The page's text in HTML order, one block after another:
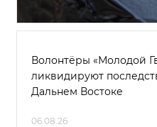
Волонтёры «Молодой
ликвидируют
Дальнем Востоке
06.08.26